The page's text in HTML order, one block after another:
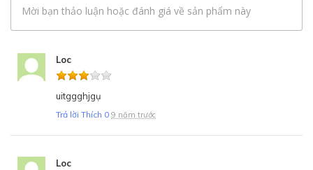
Mời bạn thảo luận hoặc đánh giá về sản phẩm này
Loc
uitggghjgụ
Trả lời Thích 0 9 năm trước
Loc